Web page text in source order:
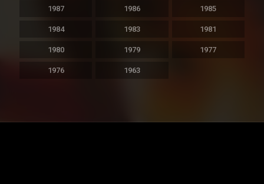
1987 1986 1985
1984 1983 1981
1980 1979 1977
1976 1963